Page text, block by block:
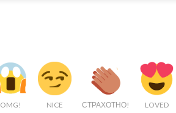
OMG! NICE СТРАХОТНО! LOVED